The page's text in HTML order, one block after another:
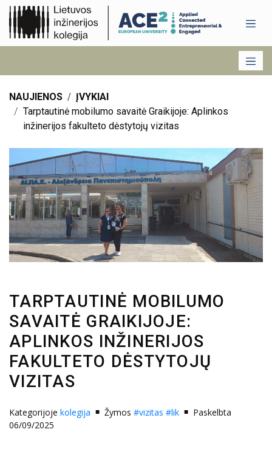
NAUJIENOS
ĮVYKIAI
Tarptautinė mobilumo savaitė Graikijoje: Aplinkos
inžinerijos fakulteto dėstytojų vizitas
TARPTAUTINĖ MOBILUMO
SAVAITĖ GRAIKIJOJE:
APLINKOS INŽINERIJOS
FAKULTETO DĖSTYTOJŲ
VIZITAS
Kategorijoje kolegija Žymos #vizitas #lik
Paskelbta
06/09/2025